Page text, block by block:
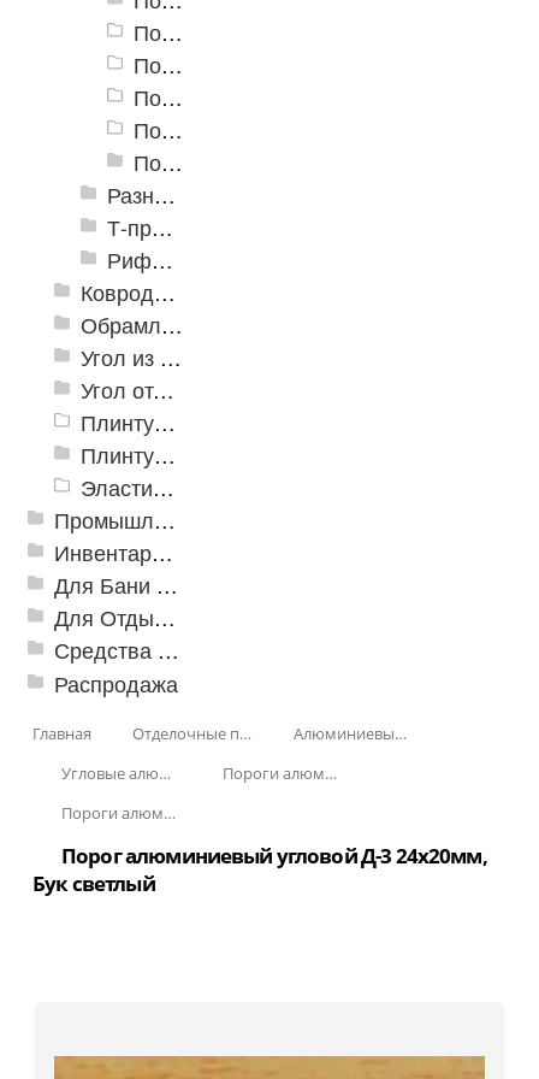
Пороги алюминиевые угловые УКВ
Пороги алюминиевые угловые 30х30
Пороги алюминиевые угловые 40х40
Пороги алюминиевые угловые 20х20
Пороги алюминиевые угловые Д-5 20х20мм
Разноуровневые алюминиевые профили
Т-профиль
Рифленые алюминиевые листы и углы квинтет
Ковродержатели
Обрамление
Угол из ПВХ
Угол отделочный арочный
Плинтус для столешниц
Плинтусы «KronPlast»
Эластичный напольно-стыковочный профиль Cezar
Промышленный текстиль
Инвентарь для клининга
Для Бани и Сауны
Для Отдыха и Пикника
Средства от насекомых и садовых вредителей
Распродажа
Главная Отделочные профили
Алюминиевые пороги
Угловые алюминиевые пороги
Пороги алюминиевые угловые Д-3 24х20 мм
Пороги алюминиевые угловые Д-3 24х20 мм Декорированные
Порог алюминиевый угловой Д-3 24x20мм,
Бук светлый